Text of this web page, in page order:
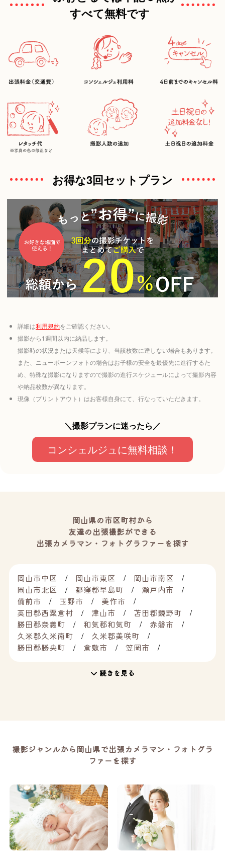
すべて無料です
お得な3回セットプラン
詳細は利用規約をご確認ください。
撮影から1週間以内に納品します。
撮影時の状況または天候等により、当該枚数に達しない場合もあります。
また、ニューボーンフォトの場合はお子様の安全を最優先に進行するた
め、特殊な撮影になりますので撮影の進行スケジュールによって撮影内容
や納品枚数が異なります。
現像（プリントアウト）はお客様自身にて、行なっていただきます。
＼撮影プランに迷ったら／
コンシェルジュに無料相談！
岡山県の市区町村から
友達の出張撮影ができる
出張カメラマン・フォトグラファーを探す
岡山市中区 岡山市東区
岡山市南区
岡山市北区
都窪郡早島町
瀬戸内市
備前市
玉野市
美作市
英田郡西粟倉村
津山市
苫田郡鏡野町
勝田郡奈義町
和気郡和気町
赤磐市
久米郡久米南町
久米郡美咲町
勝田郡勝央町
倉敷市 笠岡市
続きを見る
撮影ジャンルから岡山県で出張カメラマン・フォトグラ
ファーを探す